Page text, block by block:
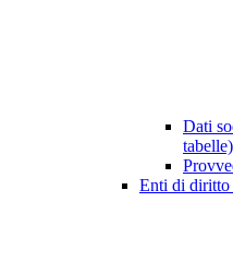
Dati
tabelle)
Enti di diritto